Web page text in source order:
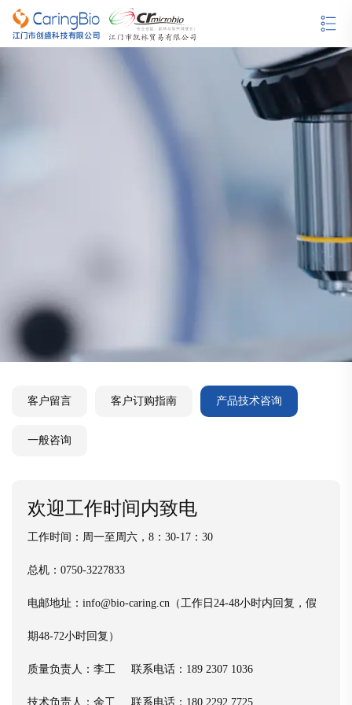
哥伦比亚血琼脂培养基
客户留言 客户订购指南 产品技术咨询
一般咨询
欢迎工作时间内致电
工作时间：周一至周六，8：30-17：30
总机：0750-3227833
电邮地址：info@bio-caring.cn（工作日24-48小时内回复，假
期48-72小时回复）
质量负责人：李工 联系电话：189 2307 1036
技术负责人：余工 联系电话：180 2292 7725